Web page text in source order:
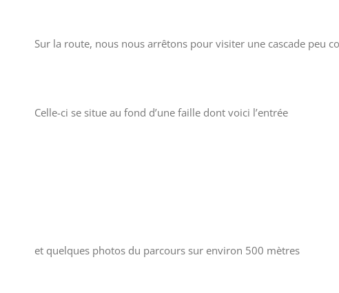
Sur la route, nous nous arrêtons pour visiter une cascade peu
Celle-ci se situe au fond d’une faille dont voici l’entrée
et quelques photos du parcours sur environ 500 mètres